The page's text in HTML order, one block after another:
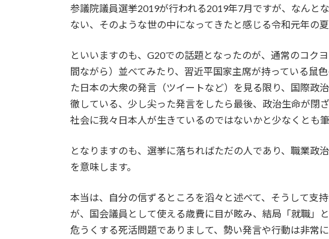
参議院議員選挙2019が行われる2019年7月ですが、なんと
ない、そのような世の中になってきたと感じる令和元年の夏
といいますのも、G20での話題となったのが、通常のコク
間ながら）並べてみたり、習近平国家主席が持っている鼠
た日本の大衆の発言（ツイートなど）を見る限り、国際政
徹している、少し尖った発言をしたら最後、政治生命が閉
社会に我々日本人が生きているのではないかと少なくとも
となりますのも、選挙に落ちればただの人であり、職業政
を意味します。
本当は、自分の信ずるところを滔々と述べて、そうして支
が、国会議員として使える歳費に目が眩み、結局「就職」
危うくする死活問題でありまして、勢い発言や行動は非常